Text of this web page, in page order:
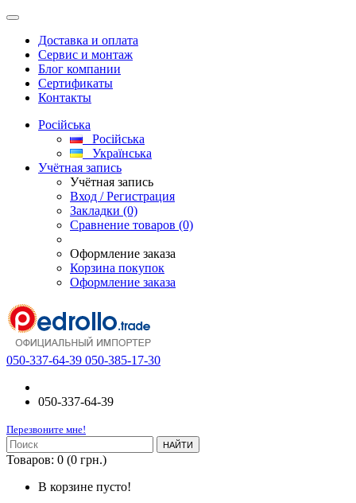
Доставка и оплата
Сервис и монтаж
Блог компании
Сертификаты
Контакты
Російська
Російська
Українська
Учётная запись
Учётная запись
Вход / Регистрация
Закладки (0)
Сравнение товаров (0)
Оформление заказа
Корзина покупок
Оформление заказа
050-337-64-39 050-385-17-30
050-337-64-39
Перезвоните мне!
НАЙТИ
Товаров: 0 (0 грн.)
В корзине пусто!